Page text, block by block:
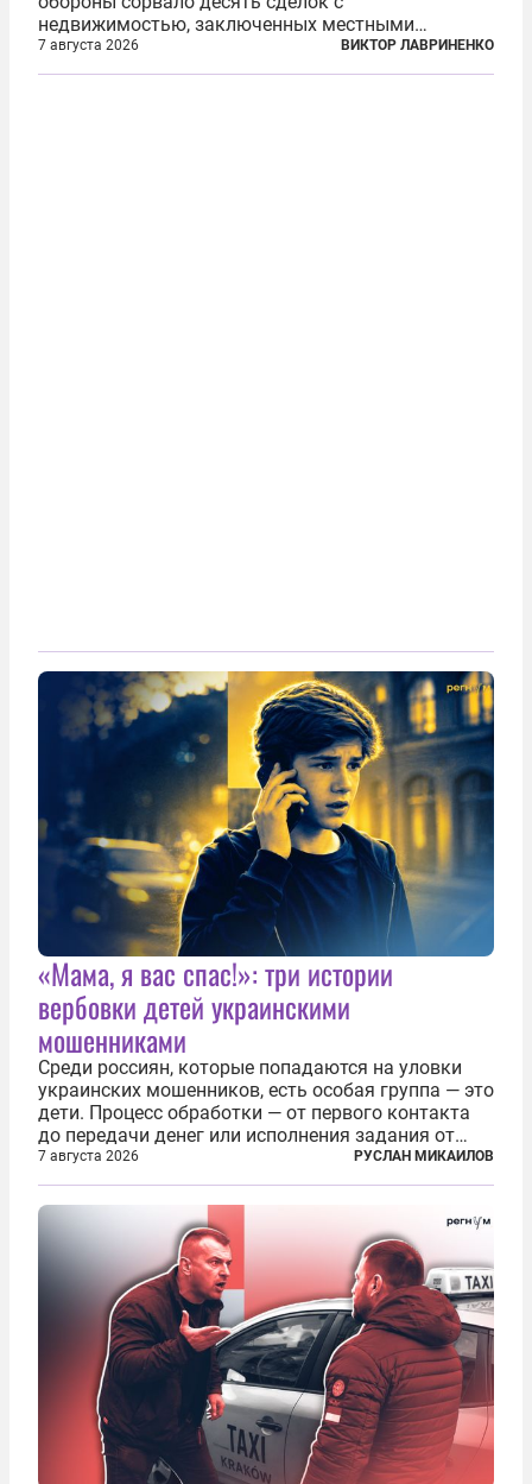
недвижимостью, заключенных местными
фирмами с китайским капиталом. Чиновники
заявили, что они могли заключаться с целью
7 августа 2026 ВИКТОР ЛАВРИНЕНКО
«Мама, я вас спас!»: три истории
вербовки детей украинскими
мошенниками
Среди россиян, которые попадаются на уловки
украинских мошенников, есть особая группа — это
дети. Процесс обработки — от первого контакта
до передачи денег или исполнения задания от
кураторов может занять от двух часов до
нескольких месяцев. Детей превращают в
послушных исполнителей, которые...
7 августа 2026 РУСЛАН МИКАИЛОВ